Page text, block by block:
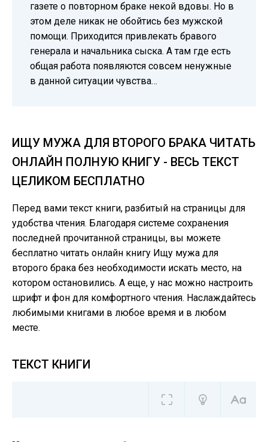
газете о повторном браке некой вдовы. Но в
этом деле никак не обойтись без мужской
помощи. Приходится привлекать бравого
генерала и начальника сыска. А там где есть
общая работа появляются совсем ненужные
в данной ситуации чувства…
ИЩУ МУЖА ДЛЯ ВТОРОГО БРАКА ЧИТАТЬ
ОНЛАЙН ПОЛНУЮ КНИГУ - ВЕСЬ ТЕКСТ
ЦЕЛИКОМ БЕСПЛАТНО
Перед вами текст книги, разбитый на страницы для
удобства чтения. Благодаря системе сохранения
последней прочитанной страницы, вы можете
бесплатно читать онлайн книгу Ищу мужа для
второго брака без необходимости искать место, на
котором остановились. А еще, у нас можно настроить
шрифт и фон для комфортного чтения. Наслаждайтесь
любимыми книгами в любое время и в любом
месте.
ТЕКСТ КНИГИ